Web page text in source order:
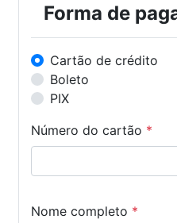
Forma de
Cartão de crédito
Boleto
PIX
Número do cartão *
Nome completo *